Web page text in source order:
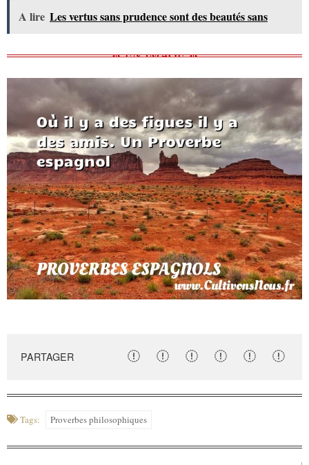
A lire Les vertus sans prudence sont des beautés sans
PARTAGER
Tags: Proverbes philosophiques